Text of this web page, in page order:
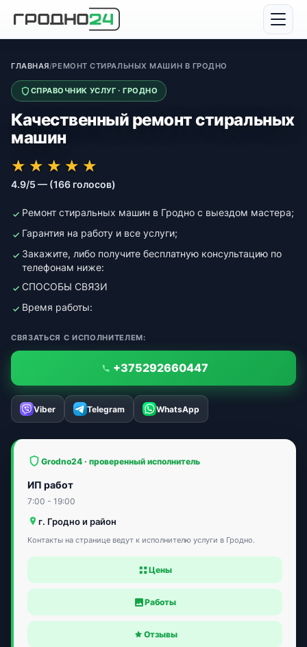
ГЛАВНАЯ/РЕМОНТ СТИРАЛЬНЫХ МАШИН В ГРОДНО
СПРАВОЧНИК УСЛУГ · ГРОДНО
Качественный ремонт стиральных
машин
★★★★★
★★★★★
★ ★ ★ ★ ★
4.9/5 — (166 голосов)
Ремонт стиральных машин в Гродно с выездом мастера;
Гарантия на работу и все услуги;
Закажите, либо получите бесплатную консультацию по
телефонам ниже:
СПОСОБЫ СВЯЗИ
Время работы:
СВЯЗАТЬСЯ С ИСПОЛНИТЕЛЕМ:
+375292660447
Viber Telegram WhatsApp
Grodno24 · проверенный исполнитель
ИП работ
7:00 - 19:00
г. Гродно и район
Контакты на странице ведут к исполнителю услуги в Гродно.
Цены
Работы
Отзывы